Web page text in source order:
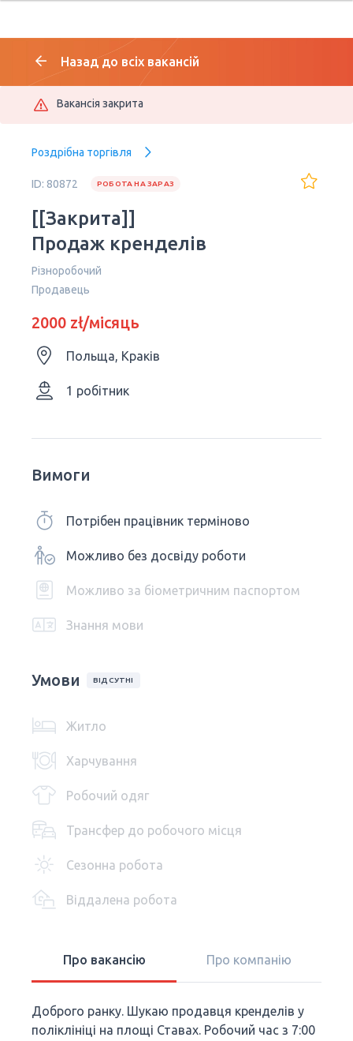
Назад до всіх вакансій
Вакансія закрита
Роздрібна торгівля
ID: 80872 РОБОТА НА ЗАРАЗ
[[Закрита]]
Продаж кренделів
Різноробочий
Продавець
2000 zł/місяць
Польща, Краків
1 робітник
Вимоги
Потрібен працівник терміново
Можливо без досвіду роботи
Можливо за біометричним паспортом
Знання мови
Умови ВІДСУТНІ
Житло
Харчування
Робочий одяг
Трансфер до робочого місця
Сезонна робота
Віддалена робота
Про вакансію Про компанію
Доброго ранку. Шукаю продавця кренделів у
поліклініці на площі Ставах. Робочий час з 7:00